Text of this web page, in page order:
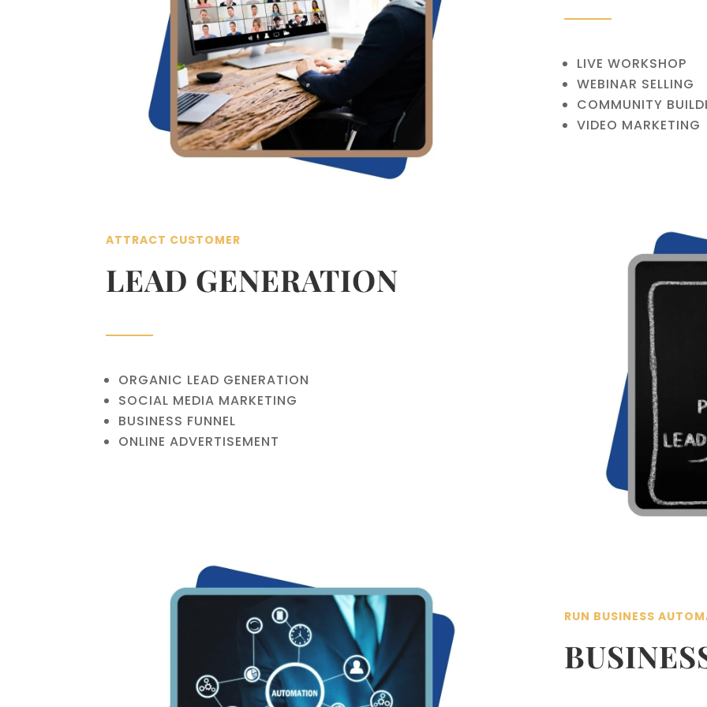
LIVE WORKSHOP
WEBINAR SELLING
COMMUNITY
VIDEO MARKETING
ATTRACT CUSTOMER
LEAD GENERATION
ORGANIC LEAD GENERATION
SOCIAL MEDIA MARKETING
BUSINESS FUNNEL
ONLINE ADVERTISEMENT
RUN BUSINESS